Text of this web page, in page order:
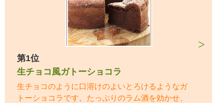
第1位
生チョコ風ガトーショコラ
生チョコのように口溶けのよいとろけるようなガ
トーショコラです。たっぷりのラム酒を効かせ、